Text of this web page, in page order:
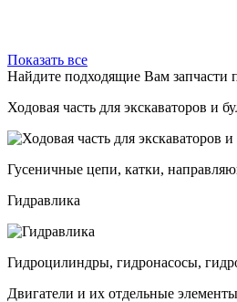
Показать все
Найдите подходящие Вам запчасти
Ходовая часть для экскаваторов и
Гусеничные цепи, катки,
Гидравлика
Гидроцилиндры, гидронасосы,
Двигатели и их отдельные элементы